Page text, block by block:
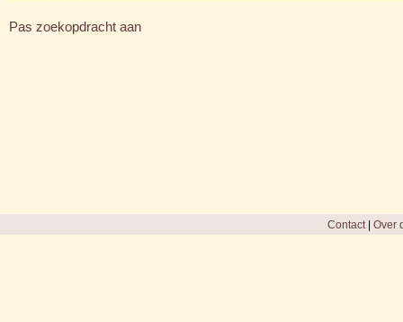
Pas zoekopdracht aan
Contact| Over